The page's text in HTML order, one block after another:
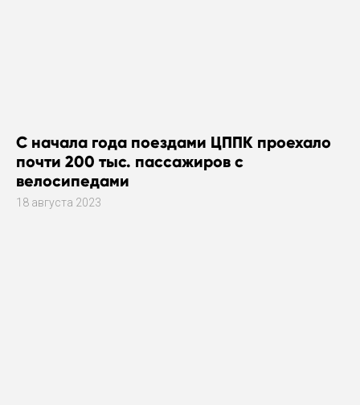
С начала года поездами ЦППК проехало
почти 200 тыс. пассажиров с
велосипедами
18 августа 2023